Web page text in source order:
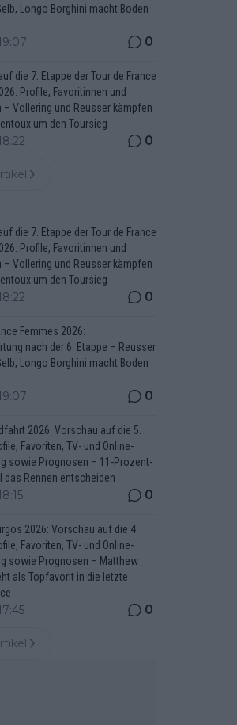
Longo Borghini macht Boden
0
die 7. Etappe der Tour de France
Profile, Favoritinnen und
– Vollering und Reusser kämpfen
um den Toursieg
0
die 7. Etappe der Tour de France
Profile, Favoritinnen und
– Vollering und Reusser kämpfen
um den Toursieg
0
Femmes 2026:
nach der 6. Etappe – Reusser
Longo Borghini macht Boden
0
2026: Vorschau auf die 5.
Favoriten, TV- und Online-
sowie Prognosen – 11-Prozent-
das Rennen entscheiden
0
2026: Vorschau auf die 4.
Favoriten, TV- und Online-
sowie Prognosen – Matthew
als Topfavorit in die letzte
0